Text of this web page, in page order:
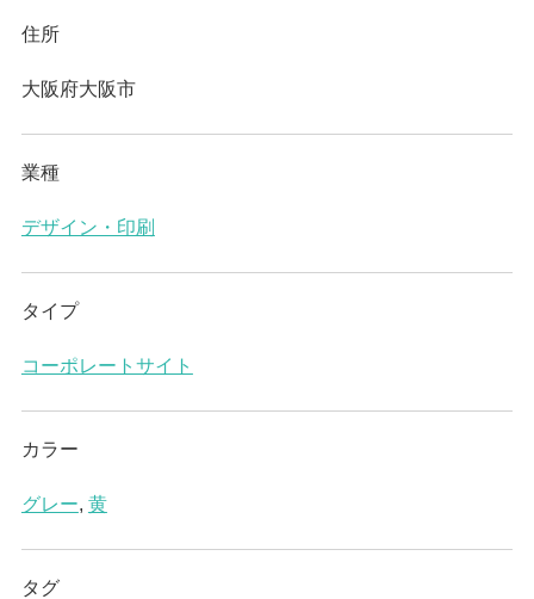
住所
大阪府大阪市
業種
デザイン・印刷
タイプ
コーポレートサイト
カラー
グレー, 黄
タグ